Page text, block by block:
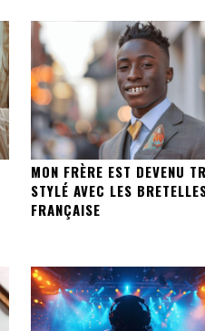
MON FRÈRE EST DEVENU
STYLÉ AVEC LES
FRANÇAISE